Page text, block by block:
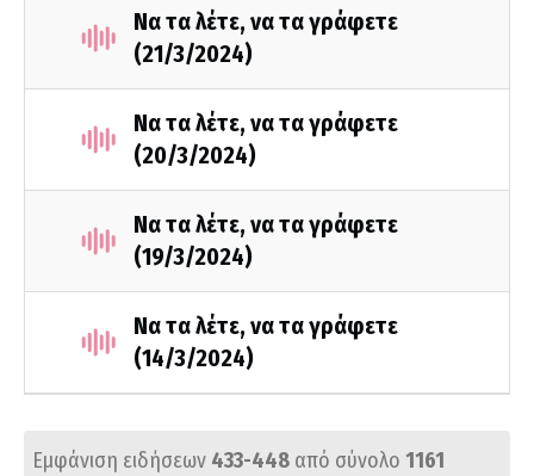
Να τα λέτε, να τα γράφετε
(21/3/2024)
Να τα λέτε, να τα γράφετε
(20/3/2024)
Να τα λέτε, να τα γράφετε
(19/3/2024)
Να τα λέτε, να τα γράφετε
(14/3/2024)
Εμφάνιση ειδήσεων 433-448 από σύνολο 1161